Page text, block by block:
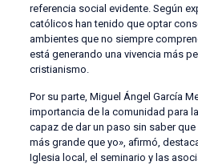
referencia social evidente. Según
católicos han tenido que optar
ambientes que no siempre
está generando una vivencia más
cristianismo.
Por su parte, Miguel Ángel García
importancia de la comunidad para
capaz de dar un paso sin saber
más grande que yo», afirmó,
Iglesia local, el seminario y las